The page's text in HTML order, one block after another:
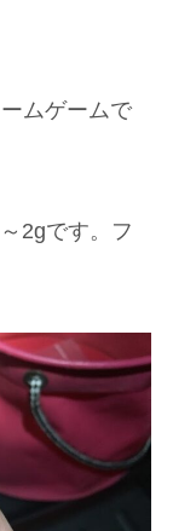
ムゲームで
2gです。フ